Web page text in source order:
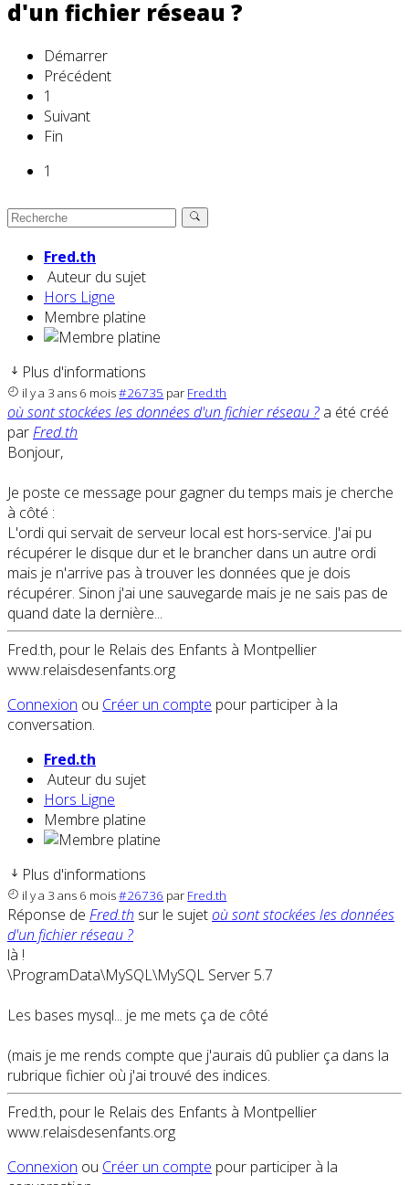
d'un fichier réseau ?
Démarrer
Précédent
1
Suivant
Fin
1
Fred.th
Auteur du sujet
Hors Ligne
Membre platine
Plus d'informations
il y a 3 ans 6 mois#26735 par Fred.th
où sont stockées les données d'un fichier réseau ? a été créé
parFred.th
Bonjour,
Je poste ce message pour gagner du temps mais je cherche
à côté :
L'ordi qui servait de serveur local est hors-service. J'ai pu
récupérer le disque dur et le brancher dans un autre ordi
mais je n'arrive pas à trouver les données que je dois
récupérer. Sinon j'ai une sauvegarde mais je ne sais pas de
quand date la dernière...
Fred.th, pour le Relais des Enfants à Montpellier
www.relaisdesenfants.org
Connexion ou Créer un compte pour participer à la
conversation.
Fred.th
Auteur du sujet
Hors Ligne
Membre platine
Plus d'informations
il y a 3 ans 6 mois#26736 par Fred.th
Réponse de Fred.th sur le sujetoù sont stockées les données
d'un fichier réseau ?
là !
\ProgramData\MySQL\MySQL Server 5.7
Les bases mysql... je me mets ça de côté
(mais je me rends compte que j'aurais dû publier ça dans la
rubrique fichier où j'ai trouvé des indices.
Fred.th, pour le Relais des Enfants à Montpellier
www.relaisdesenfants.org
Connexion ou Créer un compte pour participer à la